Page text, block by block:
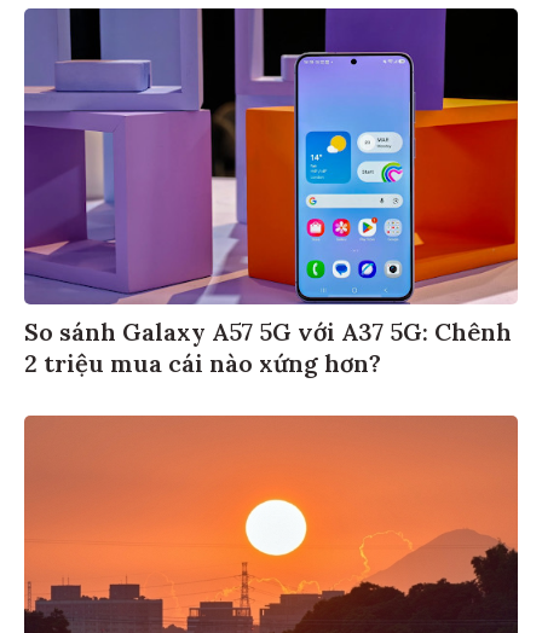
So sánh Galaxy A57 5G với A37 5G: Chênh
2 triệu mua cái nào xứng hơn?